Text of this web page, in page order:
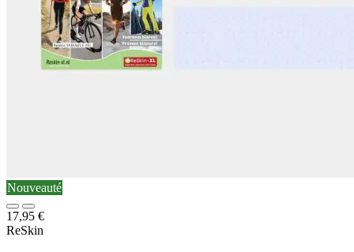
Nouveauté
17,95 €
ReSkin